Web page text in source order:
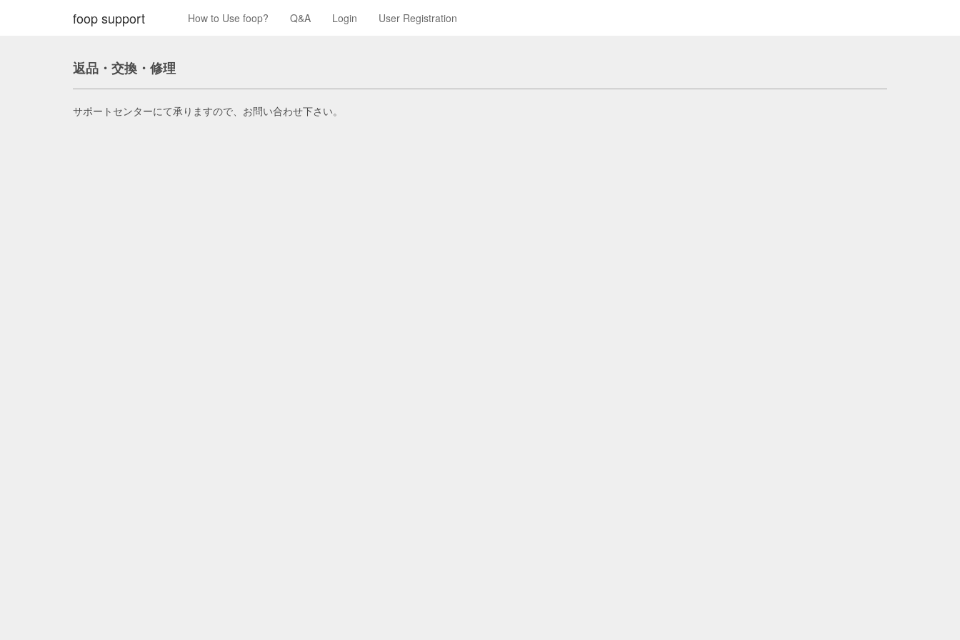
foop support How to Use foop? Q&A Login User Registration
返品・交換・修理
サポートセンターにて承りますので、お問い合わせ下さい。